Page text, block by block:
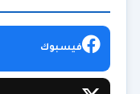
فيسبوك